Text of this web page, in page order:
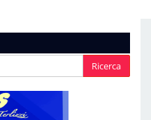
Ricerca